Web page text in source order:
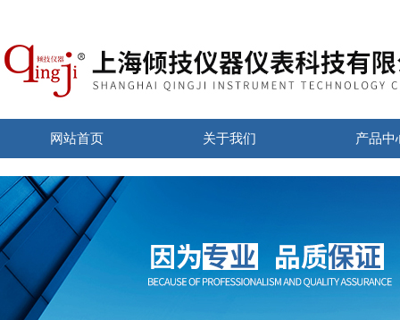
网站首页 关于我们 产品中